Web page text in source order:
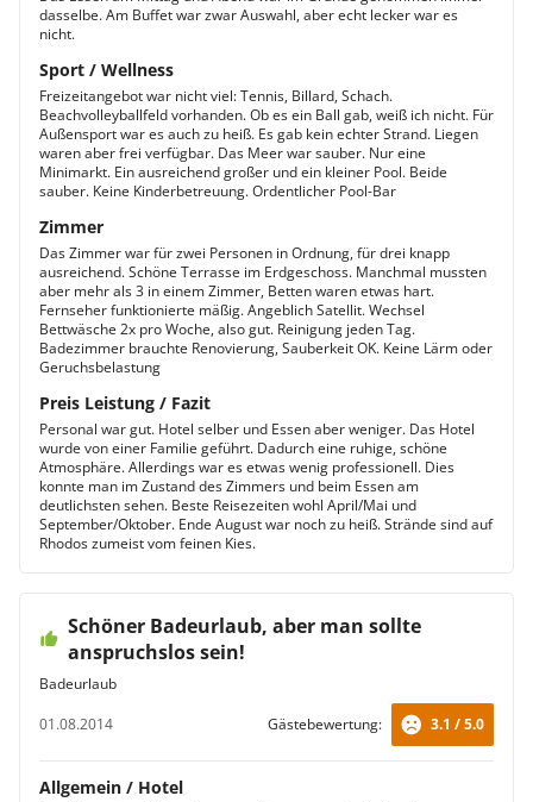
dasselbe. Am Buffet war zwar Auswahl, aber echt lecker war es
nicht.
Sport / Wellness
Freizeitangebot war nicht viel: Tennis, Billard, Schach.
Beachvolleyballfeld vorhanden. Ob es ein Ball gab, weiß ich nicht. Für
Außensport war es auch zu heiß. Es gab kein echter Strand. Liegen
waren aber frei verfügbar. Das Meer war sauber. Nur eine
Minimarkt. Ein ausreichend großer und ein kleiner Pool. Beide
sauber. Keine Kinderbetreuung. Ordentlicher Pool-Bar
Zimmer
Das Zimmer war für zwei Personen in Ordnung, für drei knapp
ausreichend. Schöne Terrasse im Erdgeschoss. Manchmal mussten
aber mehr als 3 in einem Zimmer, Betten waren etwas hart.
Fernseher funktionierte mäßig. Angeblich Satellit. Wechsel
Bettwäsche 2x pro Woche, also gut. Reinigung jeden Tag.
Badezimmer brauchte Renovierung, Sauberkeit OK. Keine Lärm oder
Geruchsbelastung
Preis Leistung / Fazit
Personal war gut. Hotel selber und Essen aber weniger. Das Hotel
wurde von einer Familie geführt. Dadurch eine ruhige, schöne
Atmosphäre. Allerdings war es etwas wenig professionell. Dies
konnte man im Zustand des Zimmers und beim Essen am
deutlichsten sehen. Beste Reisezeiten wohl April/Mai und
September/Oktober. Ende August war noch zu heiß. Strände sind auf
Rhodos zumeist vom feinen Kies.
Schöner Badeurlaub, aber man sollte
anspruchslos sein!
Badeurlaub
01.08.2014
Gästebewertung: 3.1 / 5.0
Allgemein / Hotel